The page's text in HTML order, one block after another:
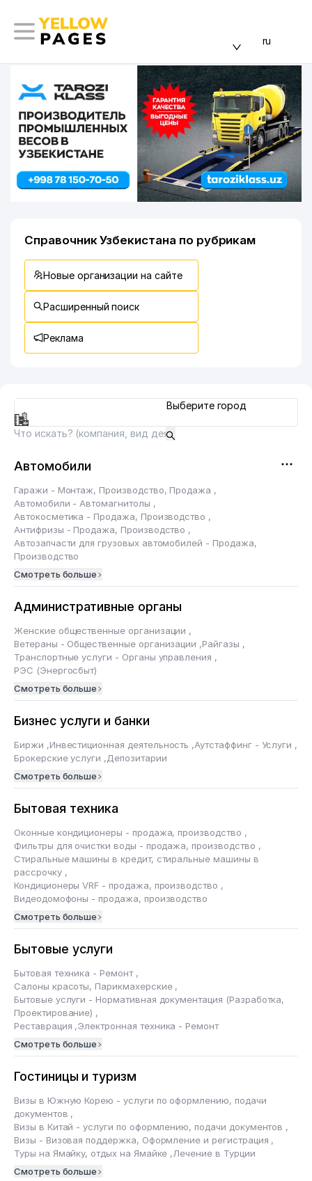
ru
Справочник Узбекистана по рубрикам
Новые организации на сайте
Расширенный поиск
Реклама
Выберите город
Автомобили
Гаражи - Монтаж, Производство, Продажа ,
Автомобили - Автомагнитолы ,
Автокосметика - Продажа, Производство ,
Антифризы - Продажа, Производство ,
Автозапчасти для грузовых автомобилей - Продажа,
Производство
Смотреть больше
Административные органы
Женские общественные организации ,
Ветераны - Общественные организации ,Райгазы ,
Транспортные услуги - Органы управления ,
РЭС (Энергосбыт)
Смотреть больше
Бизнес услуги и банки
Биржи ,Инвестиционная деятельность ,Аутстаффинг - Услуги ,
Брокерские услуги ,Депозитарии
Смотреть больше
Бытовая техника
Оконные кондиционеры - продажа, производство ,
Фильтры для очистки воды - продажа, производство ,
Стиральные машины в кредит, стиральные машины в
рассрочку ,
Кондиционеры VRF - продажа, производство ,
Видеодомофоны - продажа, производство
Смотреть больше
Бытовые услуги
Бытовая техника - Ремонт ,
Салоны красоты, Парикмахерские ,
Бытовые услуги - Нормативная документация (Разработка,
Проектирование) ,
Реставрация ,Электронная техника - Ремонт
Смотреть больше
Гостиницы и туризм
Визы в Южную Корею - услуги по оформлению, подачи
документов ,
Визы в Китай - услуги по оформлению, подачи документов ,
Визы - Визовая поддержка, Оформление и регистрация ,
Туры на Ямайку, отдых на Ямайке ,Лечение в Турции
Смотреть больше